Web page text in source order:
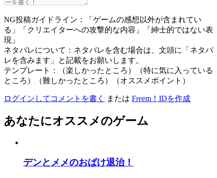
NG投稿ガイドライン：「ゲームの感想以外が含まれてい
る」「クリエイターへの攻撃的な内容」「紳士的ではない表
現」
ネタバレについて：ネタバレを含む場合は、文頭に「ネタバ
レを含みます」と記載をお願いします。
テンプレート：（楽しかったところ）（特に気に入っている
ところ）（難しかったところ）（オススメポイント）
ログインしてコメントを書く または Freem！IDを作成
あなたにオススメのゲーム
デンとメメのおばけ退治！